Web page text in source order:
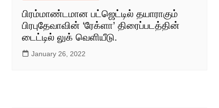
பிரம்மாண்டமான பட்ஜெட்டில் தயாராகும்
பிரபுதேவாவின் ‘ரேக்ளா’ திரைப்படத்தின்
டைட்டில் லுக் வெளியீடு.
January 26, 2022